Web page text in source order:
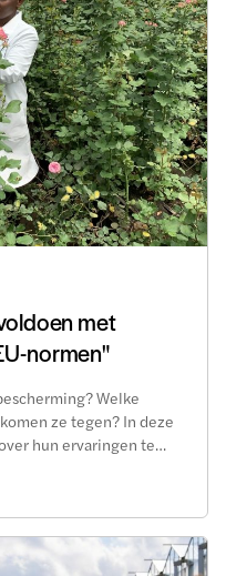
met
normen"
Welke
ze tegen? In deze
hun ervaringen te